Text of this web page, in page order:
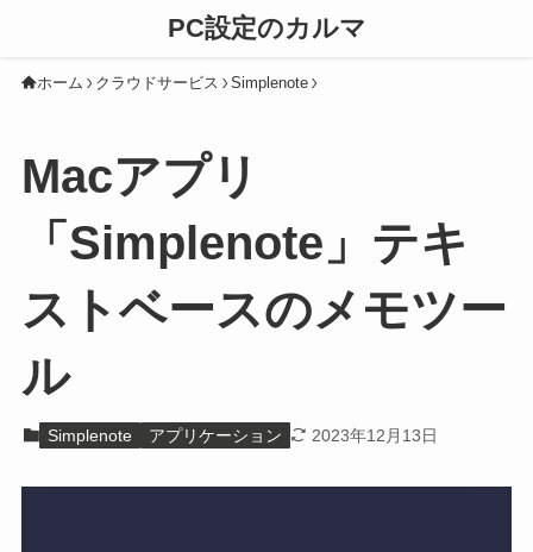
PC設定のカルマ
ホーム クラウドサービス Simplenote
Macアプリ
「Simplenote」テキ
ストベースのメモツー
ル
Simplenote アプリケーション 2023年12月13日